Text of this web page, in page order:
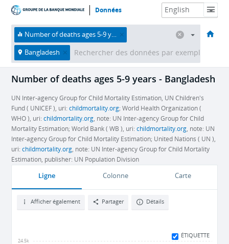
Données
Accueil Économies Thèmes Données et ressources À propos
Number of deaths ages 5-9 years
Bangladesh
Number of deaths ages 5-9 years - Bangladesh
UN Inter-agency Group for Child Mortality Estimation, UN Children's
Fund ( UNICEF ), uri:childmortality.org; World Health Organization (
WHO ), uri:childmortality.org , note: UN Inter-agency Group for Child
Mortality Estimation; World Bank ( WB ), uri:childmortality.org , note: UN
Inter-agency Group for Child Mortality Estimation; United Nations ( UN ),
uri:childmortality.org , note: UN Inter-agency Group for Child Mortality
Estimation, publisher: UN Population Division
Ligne Colonne Carte
Afficher également Partager Détails
ÉTIQUETTE
24.5k